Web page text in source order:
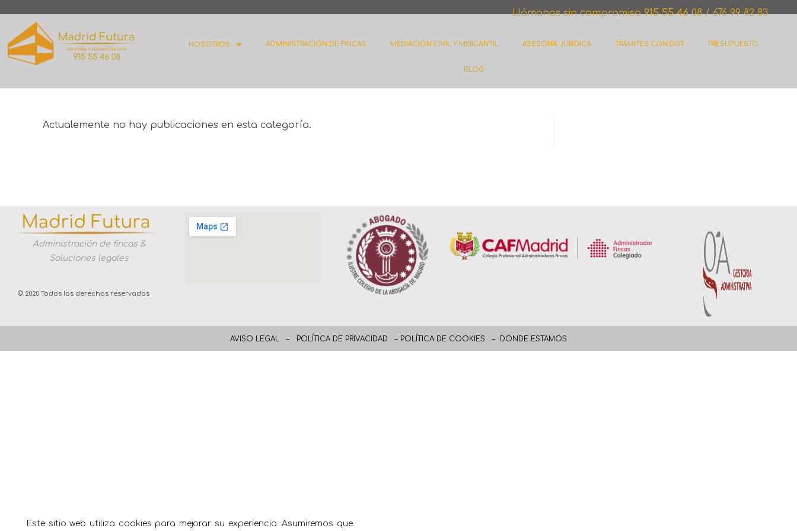
Llámanos sin compromiso915 55 46 08 / 676 99 82 83
NOSOTROS ADMINISTRACIÓN DE FINCAS MEDIACIÓN CIVIL Y MERCANTIL ASESORÍA JURÍDICA TRÁMITES CON DGT PRESUPUESTO
BLOG
Actualemente no hay publicaciones en esta categoría.
Administración de fincas &
Soluciones legales
© 2020 Todos los derechos reservados
AVISO LEGAL – POLÍTICA DE PRIVACIDAD – POLÍTICA DE COOKIES – DONDE ESTAMOS
Este sitio web utiliza cookies para mejorar su experiencia. Asumiremos que